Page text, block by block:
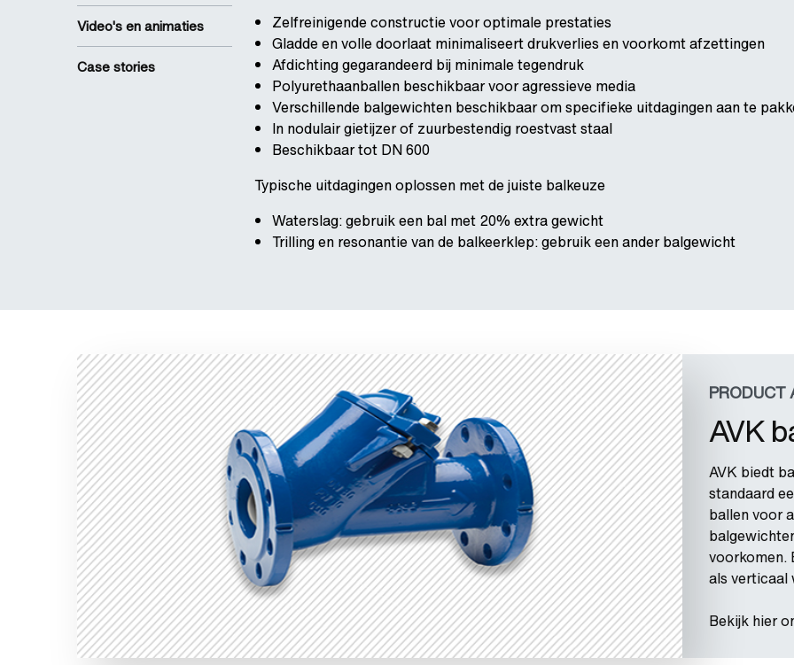
Video's en animaties
Case stories
Zelfreinigende constructie voor optimale prestaties
Gladde en volle doorlaat minimaliseert drukverlies en voorkomt afzettingen
Afdichting gegarandeerd bij minimale tegendruk
Polyurethaanballen beschikbaar voor agressieve media
Verschillende balgewichten beschikbaar om specifieke uitdagingen aan te
In nodulair gietijzer of zuurbestendig roestvast staal
Beschikbaar tot DN 600
Typische uitdagingen oplossen met de juiste balkeuze
Waterslag: gebruik een bal met 20% extra gewicht
Trilling en resonantie van de balkeerklep: gebruik een ander balgewicht
PRODUCT
AVK
AVK biedt
standaard
ballen voor
voorkomen.
als verticaal
Bekijk hier